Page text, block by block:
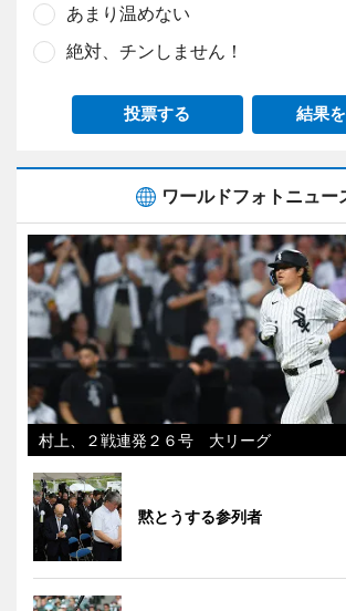
あまり温めない
絶対、チンしません！
投票する 結果
ワールドフォトニュー
村上、２戦連発２６号 大リーグ
黙とうする参列者